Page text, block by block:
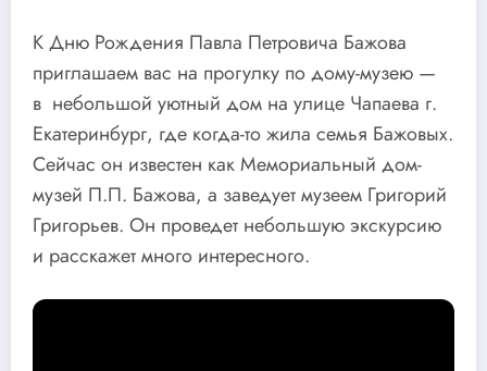
К Дню Рождения Павла Петровича Бажова
приглашаем вас на прогулку по дому-музею —
в небольшой уютный дом на улице Чапаева г.
Екатеринбург, где когда-то жила семья Бажовых.
Сейчас он известен как Мемориальный дом-
музей П.П. Бажова, а заведует музеем Григорий
Григорьев. Он проведет небольшую экскурсию
и расскажет много интересного.